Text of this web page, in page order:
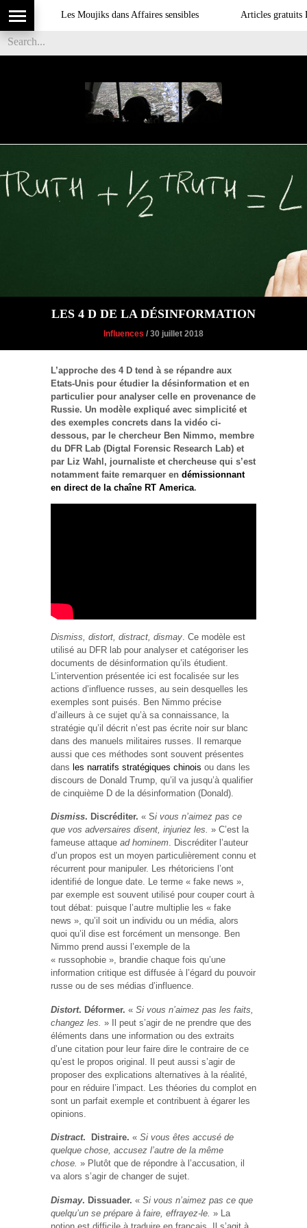
Les Moujiks dans Affaires sensibles Articles gratuits
LES 4 D DE LA DÉSINFORMATION
Influences / 30 juillet 2018
L’approche des 4 D tend à se répandre aux
Etats-Unis pour étudier la désinformation et en
particulier pour analyser celle en provenance de
Russie. Un modèle expliqué avec simplicité et
des exemples concrets dans la vidéo ci-
dessous, par le chercheur Ben Nimmo, membre
du DFR Lab (Digtal Forensic Research Lab) et
par Liz Wahl, journaliste et chercheuse qui s’est
notamment faite remarquer en démissionnant
en direct de la chaîne RT America.
Dismiss, distort, distract, dismay . Ce modèle est
utilisé au DFR lab pour analyser et catégoriser les
documents de désinformation qu’ils étudient.
L’intervention présentée ici est focalisée sur les
actions d’influence russes, au sein desquelles les
exemples sont puisés. Ben Nimmo précise
d’ailleurs à ce sujet qu’à sa connaissance, la
stratégie qu’il décrit n’est pas écrite noir sur blanc
dans des manuels militaires russes. Il remarque
aussi que ces méthodes sont souvent présentes
dans les narratifs stratégiques chinois ou dans les
discours de Donald Trump, qu’il va jusqu’à qualifier
de cinquième D de la désinformation (Donald).
Dismiss. Discréditer. « Si vous n’aimez pas ce
que vos adversaires disent, injuriez les. » C’est la
fameuse attaque ad hominem. Discréditer l’auteur
d’un propos est un moyen particulièrement connu et
récurrent pour manipuler. Les rhétoriciens l’ont
identifié de longue date. Le terme « fake news »,
par exemple est souvent utilisé pour couper court à
tout débat: puisque l’autre multiplie les « fake
news », qu’il soit un individu ou un média, alors
quoi qu’il dise est forcément un mensonge. Ben
Nimmo prend aussi l’exemple de la
« russophobie », brandie chaque fois qu’une
information critique est diffusée à l’égard du pouvoir
russe ou de ses médias d’influence.
Distort. Déformer. « Si vous n’aimez pas les faits,
changez les. » Il peut s’agir de ne prendre que des
éléments dans une information ou des extraits
d’une citation pour leur faire dire le contraire de ce
qu’est le propos original. Il peut aussi s’agir de
proposer des explications alternatives à la réalité,
pour en réduire l’impact. Les théories du complot en
sont un parfait exemple et contribuent à égarer les
opinions.
Distract. Distraire. « Si vous êtes accusé de
quelque chose, accusez l’autre de la même
chose. » Plutôt que de répondre à l’accusation, il
va alors s’agir de changer de sujet.
Dismay. Dissuader. « Si vous n’aimez pas ce que
quelqu’un se prépare à faire, effrayez-le. » La